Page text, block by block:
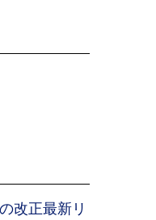
改正最新リ